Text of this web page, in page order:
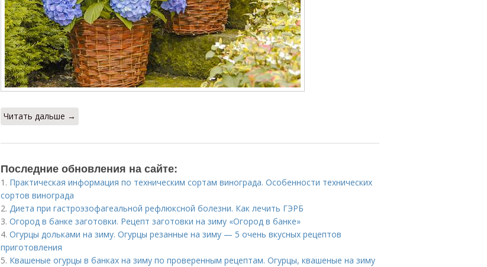
Читать дальше →
Последние обновления на сайте:
1. Практическая информация по техническим сортам винограда. Особенности технических
сортов винограда
2. Диета при гастроэзофагеальной рефлюксной болезни. Как лечить ГЭРБ
3. Огород в банке заготовки. Рецепт заготовки на зиму «Огород в банке»
4. Огурцы дольками на зиму. Огурцы резанные на зиму — 5 очень вкусных рецептов
приготовления
5. Квашеные огурцы в банках на зиму по проверенным рецептам. Огурцы, квашеные на зиму